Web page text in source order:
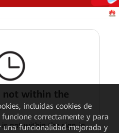
not within the
is not within the sign-in
incluidas cookies de
correctamente y para
funcionalidad mejorada y